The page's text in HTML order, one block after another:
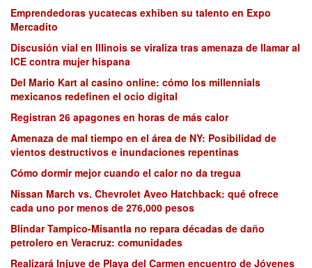
Emprendedoras yucatecas exhiben su talento en Expo
Mercadito
Discusión vial en Illinois se viraliza tras amenaza de llamar al
ICE contra mujer hispana
Del Mario Kart al casino online: cómo los millennials
mexicanos redefinen el ocio digital
Registran 26 apagones en horas de más calor
Amenaza de mal tiempo en el área de NY: Posibilidad de
vientos destructivos e inundaciones repentinas
Cómo dormir mejor cuando el calor no da tregua
Nissan March vs. Chevrolet Aveo Hatchback: qué ofrece
cada uno por menos de 276,000 pesos
Blindar Tampico-Misantla no repara décadas de daño
petrolero en Veracruz: comunidades
Realizará Injuve de Playa del Carmen encuentro de Jóvenes